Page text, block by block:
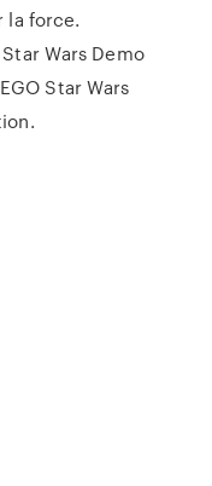
la force.
Wars Demo
Star Wars